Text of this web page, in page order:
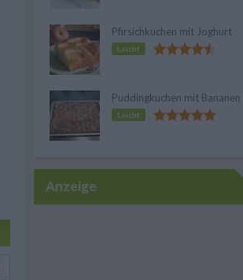
Pfirsichkuchen mit Joghurt
Leicht
Puddingkuchen mit Bananen
Leicht
Anzeige